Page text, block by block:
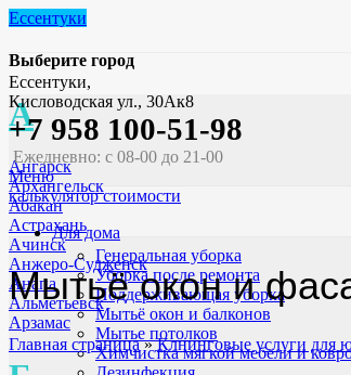
Ессентуки
Выберите город
А
Ангарск
Архангельск
Абакан
Астрахань
Ачинск
Анжеро-Судженск
Анапа
Альметьевск
Арзамас
Ессентуки,
Кисловодская ул., 30Ак8
+7 958 100-51-98
Ежедневно: с 08-00 до 21-00
Меню
калькулятор стоимости
Для дома
Генеральная уборка
Уборка после ремонта
Поддерживающая уборка
Мытьё окон и балконов
Мытье потолков
Химчистка мягкой мебели и
Мытьё окон и
Главная страница»Клнинговые услуги для